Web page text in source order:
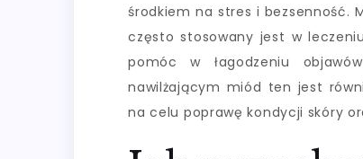
środkiem na stres i bezsenność.
często stosowany jest w
pomóc w łagodzeniu
nawilżającym miód ten jest
na celu poprawę kondycji skóry